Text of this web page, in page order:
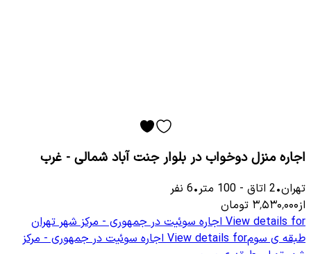
اجاره منزل دوخواب در بلوار جنت آباد شمالی - غرب
تهران•
2 اتاق -
100 متر•
6 نفر
از۳٬۵۳۰٬۰۰۰ تومان
View details for اجاره سوئیت در جمهوری - مرکز شهر تهران
طبقه ی سومView details for اجاره سوئیت در جمهوری - مرکز